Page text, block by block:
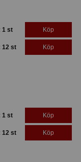
1 st Köp
12 st Köp
1 st Köp
12 st Köp